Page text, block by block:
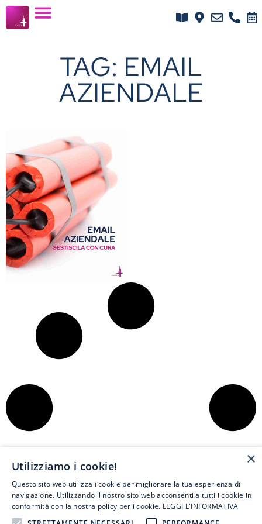
TAG: EMAIL
AZIENDALE
×
Utilizziamo i cookie!
Questo sito web utilizza i cookie per migliorare la tua esperienza di
navigazione. Utilizzando il nostro sito web acconsenti a tutti i cookie in
conformità con la nostra policy per i cookie. LEGGI L'INFORMATIVA